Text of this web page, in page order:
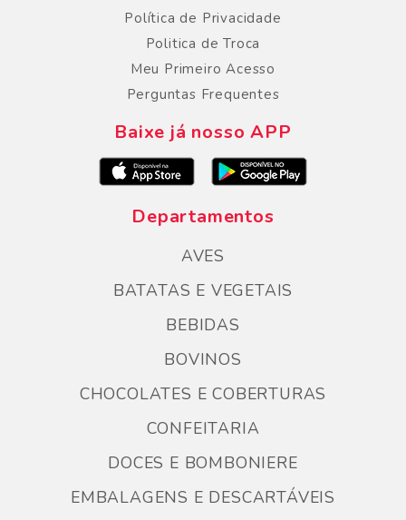
Política de Privacidade
Politica de Troca
Meu Primeiro Acesso
Perguntas Frequentes
Baixe já nosso APP
Departamentos
AVES
BATATAS E VEGETAIS
BEBIDAS
BOVINOS
CHOCOLATES E COBERTURAS
CONFEITARIA
DOCES E BOMBONIERE
EMBALAGENS E DESCARTÁVEIS